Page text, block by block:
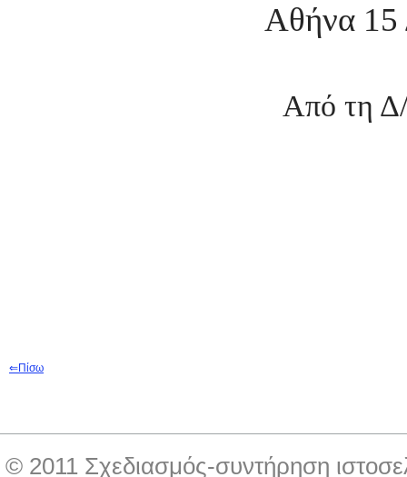
Αθήνα 15
Από τη
⇐Πίσω
© 2011 Σχεδιασμός-συντήρηση